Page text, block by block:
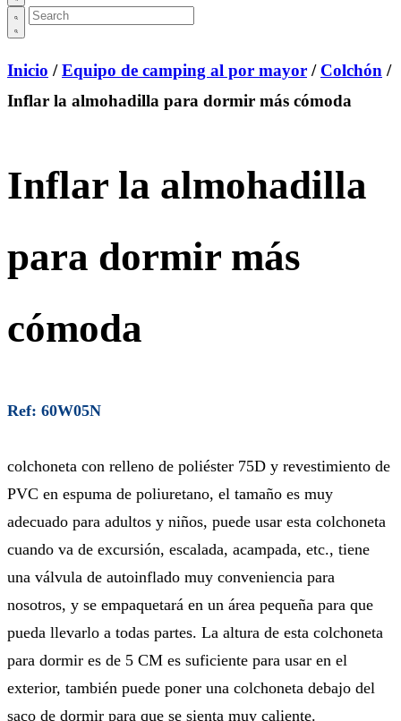
Inicio /Equipo de camping al por mayor / Colchón /
Inflar la almohadilla para dormir más cómoda
Inflar la almohadilla
para dormir más
cómoda
Ref: 60W05N
colchoneta con relleno de poliéster 75D y revestimiento de
PVC en espuma de poliuretano, el tamaño es muy
adecuado para adultos y niños, puede usar esta colchoneta
cuando va de excursión, escalada, acampada, etc., tiene
una válvula de autoinflado muy conveniencia para
nosotros, y se empaquetará en un área pequeña para que
pueda llevarlo a todas partes. La altura de esta colchoneta
para dormir es de 5 CM es suficiente para usar en el
exterior, también puede poner una colchoneta debajo del
saco de dormir para que se sienta muy caliente.